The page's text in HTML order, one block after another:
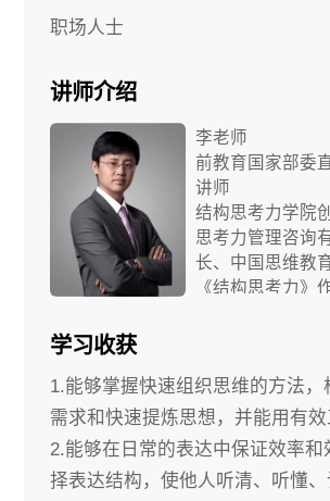
职场人士
讲师介绍
李老师
前教育国家部委
讲师
结构思考力学院
思考力管理咨询
长、中国思维教
《结构思考力》
学习收获
1.能够掌握快速组织思维的方法，
需求和快速提炼思想，并能用有效
2.能够在日常的表达中保证效率和
择表达结构，使他人听清、听懂、